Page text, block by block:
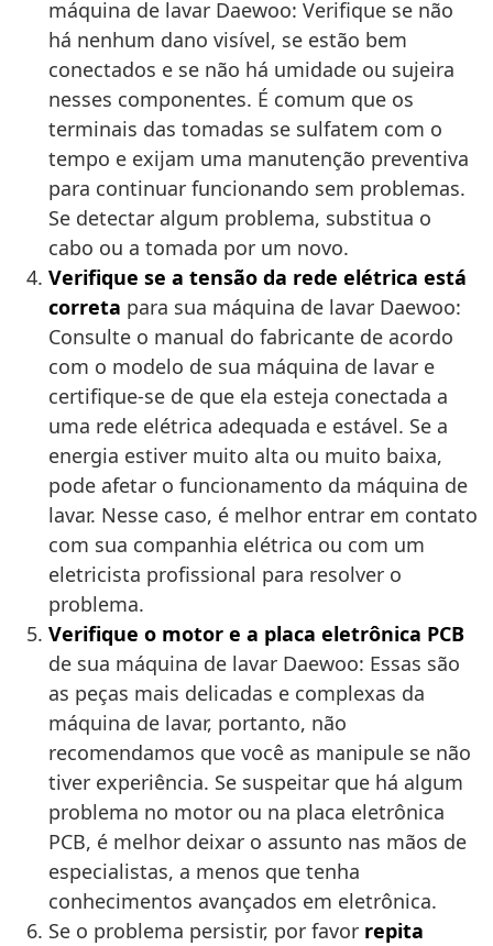
máquina de lavar Daewoo: Verifique se não
há nenhum dano visível, se estão bem
conectados e se não há umidade ou sujeira
nesses componentes. É comum que os
terminais das tomadas se sulfatem com o
tempo e exijam uma manutenção preventiva
para continuar funcionando sem problemas.
Se detectar algum problema, substitua o
cabo ou a tomada por um novo.
Verifique se a tensão da rede elétrica está
correta para sua máquina de lavar Daewoo:
Consulte o manual do fabricante de acordo
com o modelo de sua máquina de lavar e
certifique-se de que ela esteja conectada a
uma rede elétrica adequada e estável. Se a
energia estiver muito alta ou muito baixa,
pode afetar o funcionamento da máquina de
lavar. Nesse caso, é melhor entrar em contato
com sua companhia elétrica ou com um
eletricista profissional para resolver o
problema.
Verifique o motor e a placa eletrônica PCB
de sua máquina de lavar Daewoo: Essas são
as peças mais delicadas e complexas da
máquina de lavar, portanto, não
recomendamos que você as manipule se não
tiver experiência. Se suspeitar que há algum
problema no motor ou na placa eletrônica
PCB, é melhor deixar o assunto nas mãos de
especialistas, a menos que tenha
conhecimentos avançados em eletrônica.
Se o problema persistir, por favor repita